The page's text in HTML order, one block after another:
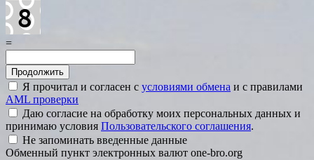
=
Я прочитал и согласен с условиями обмена и с правилами
AML проверки
Даю согласие на обработку моих персональных данных и
принимаю условия Пользовательского соглашения.
Не запоминать введенные данные
Обменный пункт электронных валют one-bro.org